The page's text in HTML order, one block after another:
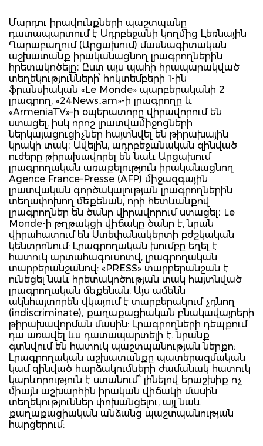
Մարդու իրավունքների պաշտպանը
դատապարտում է Ադրբեջանի կողմից Լեռնային
Ղարաբաղում (Արցախում) մասնագիտական
աշխատանք իրականացնող լրագրողներին
հրետակոծելը։ Ըստ այս պահի հրապարակված
տեղեկությունների՝ հոկտեմբերի 1-ին
ֆրանսիական «Le Monde» պարբերականի 2
լրագրող, «24News․am»-ի լրագրողը և
«ArmeniaTV»-ի օպերատորը վիրավորում են
ստացել, իսկ որոշ լրատվամիջոցների
ներկայացուցիչներ հայտնվել են թիրախային
կրակի տակ։ Ավելին, ադրբեջանական զինված
ուժերը թիրախավորել են նաև Արցախում
լրագրողական առաքելություն իրականացնող
Agence France-Presse (AFP) միջազգային
լրատվական գործակալության լրագրողներին
տեղափոխող մեքենան, որի հետևանքով
լրագրողներ են ծանր վիրավորում ստացել։ Le
Monde-ի թղթակցի վիճակը ծանր է, նրան
վիրահատում են Ստեփանակերտի բժշկական
կենտրոնում: Լրագրողական խումբը եղել է
հատուկ արտահագուսոտվ, լրագրողական
տարբերանշանով: «PRESS» տարբերանշան է
ունեցել նաև հրետակոծության տակ հայտնված
լրագրողական մեքենան: Այս ամենն
ակնհայտորեն վկայում է տարբերակում չդնող
(indiscriminate), քաղաքացիական բնակավայրերի
թիրախավորման մասին: Լրագրողների դեպքում
դա առավել ևս դատապարտելի է. նրանք
գտնվում են հատուկ պաշտպանության ներքո:
Լրագրողական աշխատանքը պատերազմական
կամ զինված հարձակումների ժամանակ հատուկ
կարևորություն է ստանում՝ լինելով երաշխիք ոչ
միայն աշխարհին իրական վիճակի մասին
տեղեկություններ փոխանցելու, այլ նաև
քաղաքացիական անձանց պաշտպանության
հարցերում: